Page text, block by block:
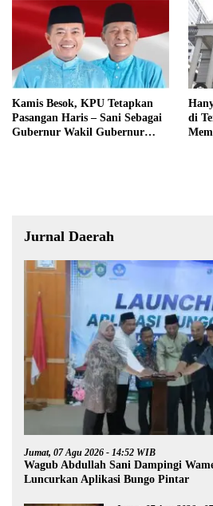
Kamis Besok, KPU Tetapkan
Pasangan Haris – Sani Sebagai
Gubernur Wakil Gubernur
di
Jurnal Daerah
Jumat, 07 Agu 2026 - 14:52 WIB
Wagub Abdullah Sani Dampingi
Luncurkan Aplikasi Bungo Pintar